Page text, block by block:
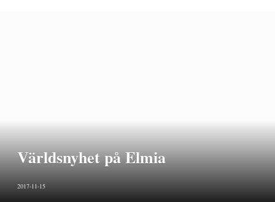
Världsnyhet på Elmia
2017-11-15